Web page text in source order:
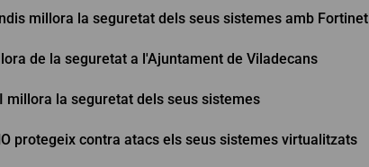
millora la seguretat dels seus sistemes amb Fortinet
de la seguretat a l'Ajuntament de Viladecans
millora la seguretat dels seus sistemes
protegeix contra atacs els seus sistemes virtualitzats